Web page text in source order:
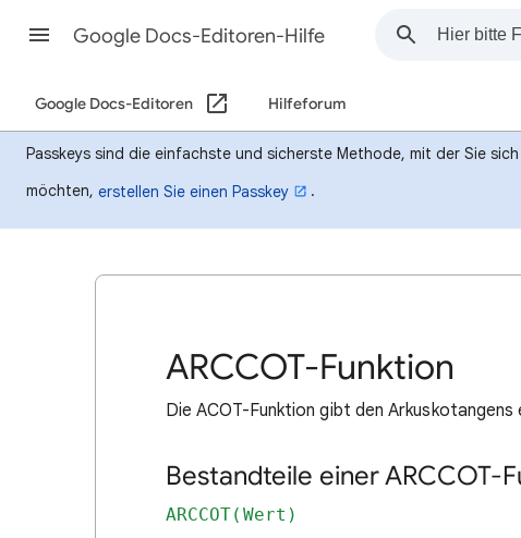
Google Docs-Editoren-Hilfe
Google Docs-Editoren Hilfeforum
Passkeys sind die einfachste und sicherste Methode, mit der Sie
möchten, erstellen Sie einen Passkey .
ARCCOT-Funktion
Die ACOT-Funktion gibt den
Bestandteile einer ARCCOT-
ARCCOT(Wert)